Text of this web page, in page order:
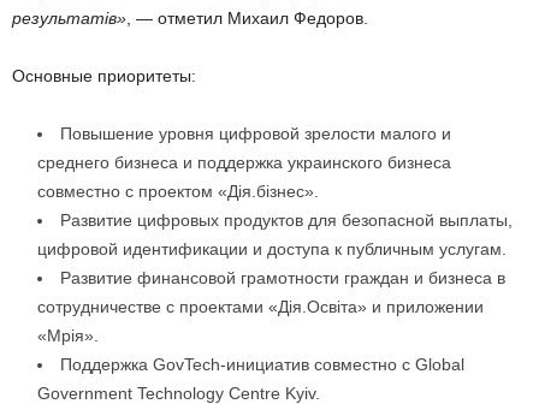
результатів» , — отметил Михаил Федоров.
Основные приоритеты:
Повышение уровня цифровой зрелости малого и
среднего бизнеса и поддержка украинского бизнеса
совместно с проектом «Дія.бізнес».
Развитие цифровых продуктов для безопасной выплаты,
цифровой идентификации и доступа к публичным услугам.
Развитие финансовой грамотности граждан и бизнеса в
сотрудничестве с проектами «Дія.Освіта» и приложении
«Мрія».
Поддержка GovTech-инициатив совместно с Global
Government Technology Centre Kyiv.